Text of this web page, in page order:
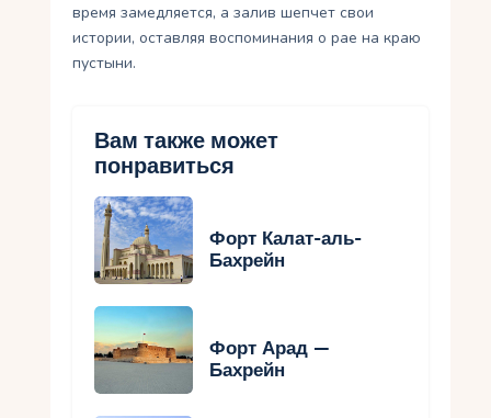
время замедляется, а залив шепчет свои
истории, оставляя воспоминания о рае на краю
пустыни.
Вам также может
понравиться
Форт Калат-аль-
Бахрейн
Форт Арад —
Бахрейн